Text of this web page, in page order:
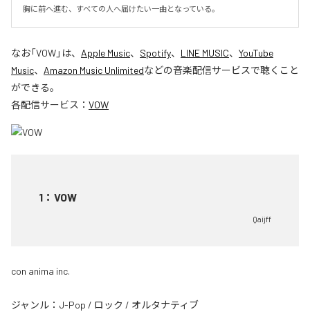
胸に前へ進む、すべての人へ届けたい一曲となっている。
なお「VOW」は、 Apple Music、 Spotify、 LINE MUSIC、 YouTube
Music、 Amazon Music Unlimitedなどの音楽配信サービスで聴くこと
ができる。
各配信サービス： VOW
1 ： VOW
Qaijff
con anima inc.
ジャンル： J-Pop / ロック / オルタナティブ